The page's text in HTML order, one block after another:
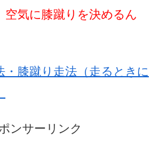
空気に膝蹴りを決めるん
・膝蹴り走法（走るときに
ンサーリンク